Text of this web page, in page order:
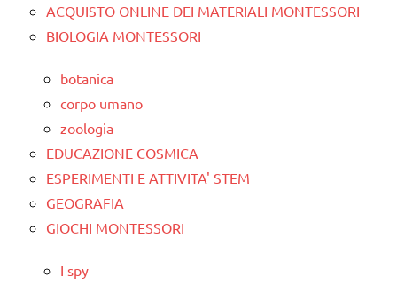
ACQUISTO ONLINE DEI MATERIALI MONTESSORI
BIOLOGIA MONTESSORI
botanica
corpo umano
zoologia
EDUCAZIONE COSMICA
ESPERIMENTI E ATTIVITA' STEM
GEOGRAFIA
GIOCHI MONTESSORI
I spy